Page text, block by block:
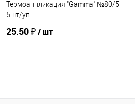
Термоаппликация "Gamma" №80/5
5шт/уп
25.50 ₽/ шт
В избранное